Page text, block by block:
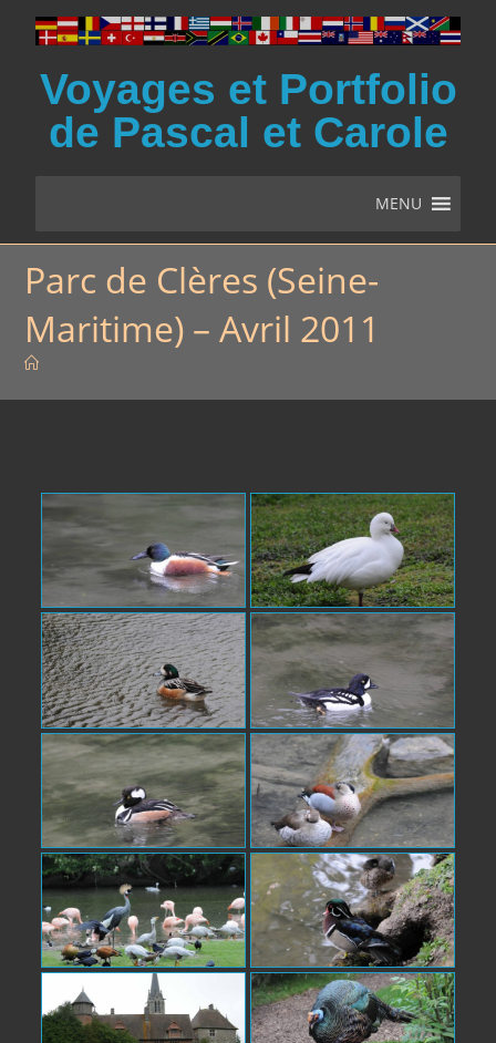
Voyages et Portfolio
de Pascal et Carole
MENU
Parc de Clères (Seine-
Maritime) – Avril 2011